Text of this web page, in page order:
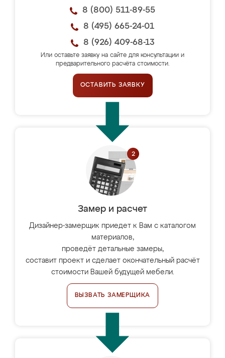
8 (800) 511-89-55
8 (495) 665-24-01
8 (926) 409-68-13
Или оставьте заявку на сайте для консультации и
предварительного расчёта стоимости.
ОСТАВИТЬ ЗАЯВКУ
Замер и расчет
Дизайнер-замерщик приедет к Вам с каталогом
материалов,
проведёт детальные замеры,
составит проект и сделает окончательный расчёт
стоимости Вашей будущей мебели.
ВЫЗВАТЬ ЗАМЕРЩИКА